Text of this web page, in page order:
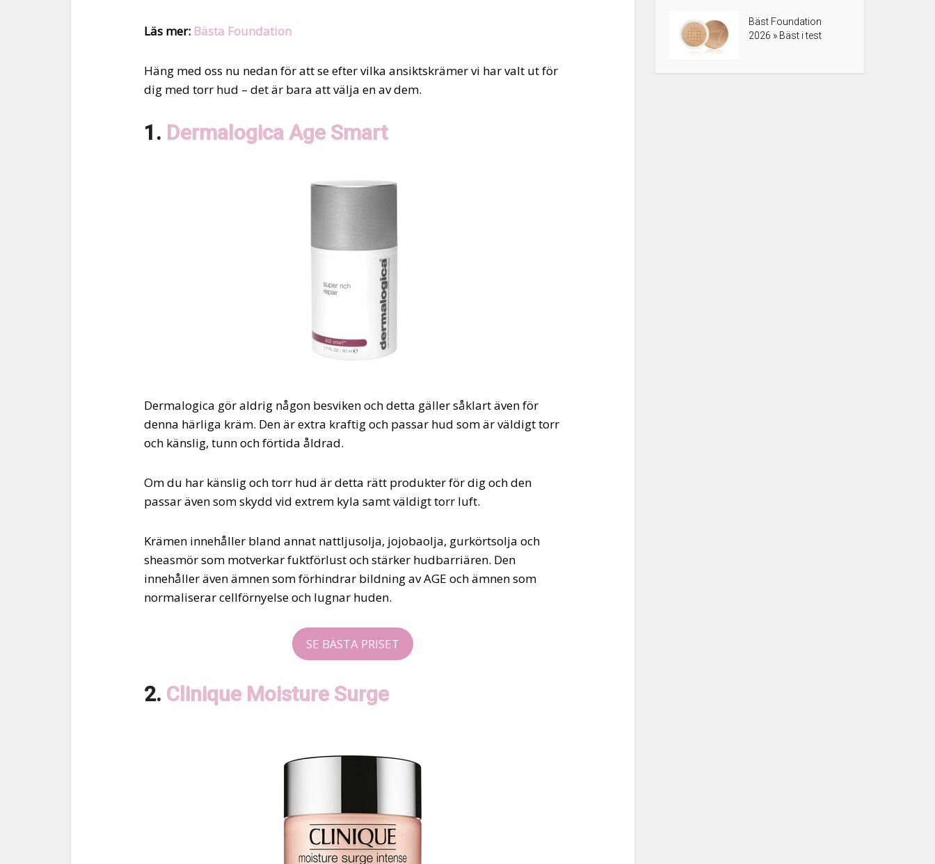
Läs mer: Bästa Foundation
Häng med oss nu nedan för att se efter vilka ansiktskrämer vi har valt ut för
dig med torr hud – det är bara att välja en av dem.
1. Dermalogica Age Smart
Dermalogica gör aldrig någon besviken och detta gäller såklart även för
denna härliga kräm. Den är extra kraftig och passar hud som är väldigt torr
och känslig, tunn och förtida åldrad.
Om du har känslig och torr hud är detta rätt produkter för dig och den
passar även som skydd vid extrem kyla samt väldigt torr luft.
Krämen innehåller bland annat nattljusolja, jojobaolja, gurkörtsolja och
sheasmör som motverkar fuktförlust och stärker hudbarriären. Den
innehåller även ämnen som förhindrar bildning av AGE och ämnen som
normaliserar cellförnyelse och lugnar huden.
SE BÄSTA PRISET
2. Clinique Moisture Surge
Bäst Foundation
2026 » Bäst i test